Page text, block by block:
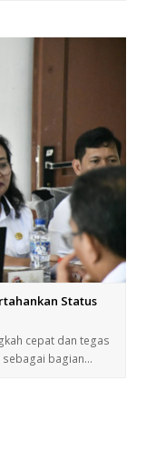
Status
cepat dan tegas
sebagai bagian…